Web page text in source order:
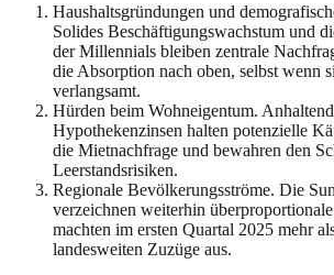
Haushaltsgründungen und
Solides Beschäftigungswachstum und
der Millennials bleiben zentrale
die Absorption nach oben, selbst wenn
verlangsamt.
Hürden beim Wohneigentum.
Hypothekenzinsen halten potenzielle
die Mietnachfrage und bewahren den
Leerstandsrisiken.
Regionale Bevölkerungsströme. Die
verzeichnen weiterhin
machten im ersten Quartal 2025 mehr
landesweiten Zuzüge aus.